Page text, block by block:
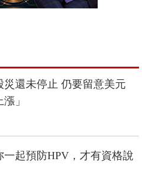
災還未停止 仍要留意美元
漲」
一起預防HPV，才有資格說